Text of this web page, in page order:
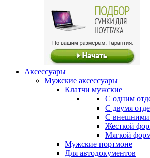
Аксессуары
Мужские аксессуары
Клатчи мужские
С одним
С двумя
С внешними
Жесткой
Мягкой
Мужские портмоне
Для автодокументов